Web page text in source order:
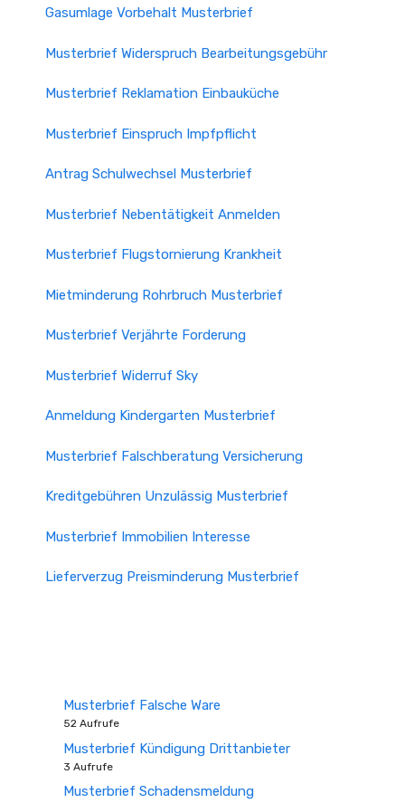
Gasumlage Vorbehalt Musterbrief
Musterbrief Widerspruch Bearbeitungsgebühr
Musterbrief Reklamation Einbauküche
Musterbrief Einspruch Impfpflicht
Antrag Schulwechsel Musterbrief
Musterbrief Nebentätigkeit Anmelden
Musterbrief Flugstornierung Krankheit
Mietminderung Rohrbruch Musterbrief
Musterbrief Verjährte Forderung
Musterbrief Widerruf Sky
Anmeldung Kindergarten Musterbrief
Musterbrief Falschberatung Versicherung
Kreditgebühren Unzulässig Musterbrief
Musterbrief Immobilien Interesse
Lieferverzug Preisminderung Musterbrief
Musterbrief Falsche Ware
52 Aufrufe
Musterbrief Kündigung Drittanbieter
3 Aufrufe
Musterbrief Schadensmeldung